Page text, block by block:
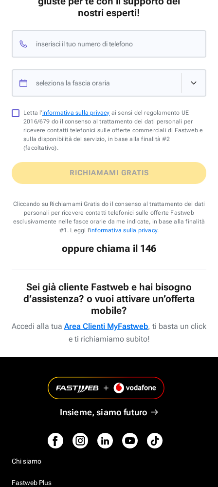
nostri esperti!
inserisci il tuo numero di telefono
seleziona la fascia oraria
Letta l'informativa sulla privacy ai sensi del regolamento UE
2016/679 do il consenso al trattamento dei dati personali per
ricevere contatti telefonici sulle offerte commerciali di Fastweb e
sulla disponibilità del servizio, in base alla finalità #2
(facoltativo).
RICHIAMAMI GRATIS
Cliccando su Richiamami Gratis do il consenso al trattamento dei dati
personali per ricevere contatti telefonici sulle offerte Fastweb
esclusivamente nelle fasce orarie da me indicate, in base alla finalità
#1. Leggi l'informativa sulla privacy.
oppure chiama il 146
Sei già cliente Fastweb e hai bisogno
d’assistenza? o vuoi attivare un’offerta
mobile?
Accedi alla tua Area Clienti MyFastweb, ti basta un click
e ti richiamiamo subito!
Insieme, siamo futuro
Chi siamo
Fastweb Plus